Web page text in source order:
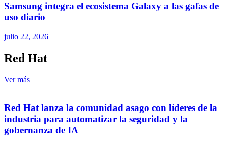
Samsung integra el ecosistema Galaxy a las gafas de
uso diario
julio 22, 2026
Red Hat
Ver más
Red Hat lanza la comunidad asago con líderes de la
industria para automatizar la seguridad y la
gobernanza de IA